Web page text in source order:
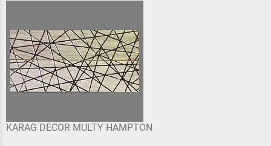
KARAG DECOR MULTY HAMPTON